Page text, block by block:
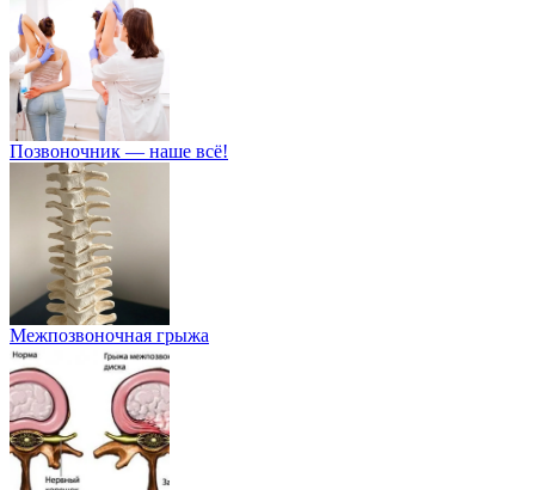
Позвоночник — наше всё!
Межпозвоночная грыжа